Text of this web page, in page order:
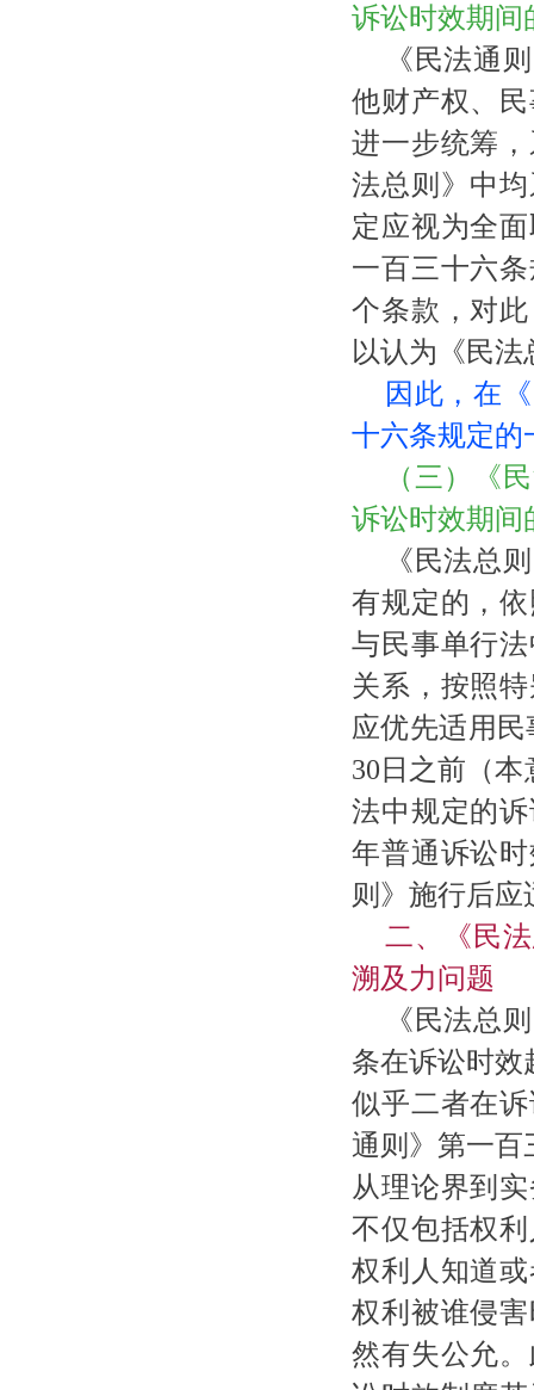
诉讼时效期间
《民法通
他财产权、
进一步统筹
法总则》中
定应视为全
一百三十六
个条款，对
以认为《民
因此，在
十六条规定的
（三）《
诉讼时效期间
《民法总
有规定的，
与民事单行
关系，按照
应优先适用
30日之前（
法中规定的
年普通诉讼
则》施行后
二、《民
溯及力问题
《民法总
条在诉讼时效
似乎二者在
通则》第一百
从理论界到
不仅包括权
权利人知道
权利被谁侵
然有失公允